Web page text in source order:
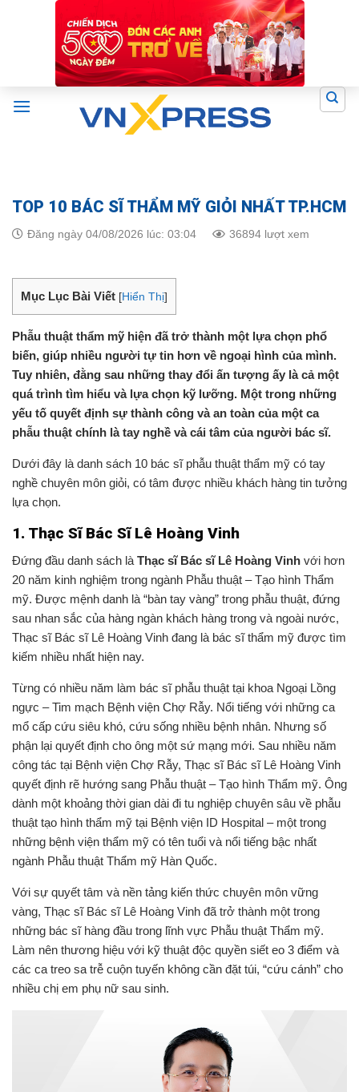
TOP 10 BÁC SĨ THẨM MỸ GIỎI NHẤT TP.HCM
Đăng ngày 04/08/2026 lúc: 03:04 36894 lượt xem
Mục Lục Bài Viết [Hiển Thị]
Phẫu thuật thẩm mỹ hiện đã trở thành một lựa chọn phổ
biến, giúp nhiều người tự tin hơn về ngoại hình của mình.
Tuy nhiên, đằng sau những thay đổi ấn tượng ấy là cả một
quá trình tìm hiểu và lựa chọn kỹ lưỡng. Một trong những
yếu tố quyết định sự thành công và an toàn của một ca
phẫu thuật chính là tay nghề và cái tâm của người bác sĩ.
Dưới đây là danh sách 10 bác sĩ phẫu thuật thẩm mỹ có tay
nghề chuyên môn giỏi, có tâm được nhiều khách hàng tin tưởng
lựa chọn.
1. Thạc Sĩ Bác Sĩ Lê Hoàng Vinh
Đứng đầu danh sách là Thạc sĩ Bác sĩ Lê Hoàng Vinh với hơn
20 năm kinh nghiệm trong ngành Phẫu thuật – Tạo hình Thẩm
mỹ. Được mệnh danh là “bàn tay vàng” trong phẫu thuật, đứng
sau nhan sắc của hàng ngàn khách hàng trong và ngoài nước,
Thạc sĩ Bác sĩ Lê Hoàng Vinh đang là bác sĩ thẩm mỹ được tìm
kiếm nhiều nhất hiện nay.
Từng có nhiều năm làm bác sĩ phẫu thuật tại khoa Ngoại Lồng
ngực – Tim mạch Bệnh viện Chợ Rẫy. Nổi tiếng với những ca
mổ cấp cứu siêu khó, cứu sống nhiều bệnh nhân. Nhưng số
phận lại quyết định cho ông một sứ mạng mới. Sau nhiều năm
công tác tại Bệnh viện Chợ Rẫy, Thạc sĩ Bác sĩ Lê Hoàng Vinh
quyết định rẽ hướng sang Phẫu thuật – Tạo hình Thẩm mỹ. Ông
dành một khoảng thời gian dài đi tu nghiệp chuyên sâu về phẫu
thuật tạo hình thẩm mỹ tại Bệnh viện ID Hospital – một trong
những bệnh viện thẩm mỹ có tên tuổi và nổi tiếng bậc nhất
ngành Phẫu thuật Thẩm mỹ Hàn Quốc.
Với sự quyết tâm và nền tảng kiến thức chuyên môn vững
vàng, Thạc sĩ Bác sĩ Lê Hoàng Vinh đã trở thành một trong
những bác sĩ hàng đầu trong lĩnh vực Phẫu thuật Thẩm mỹ.
Làm nên thương hiệu với kỹ thuật độc quyền siết eo 3 điểm và
các ca treo sa trễ cuộn tuyến không cần đặt túi, “cứu cánh” cho
nhiều chị em phụ nữ sau sinh.